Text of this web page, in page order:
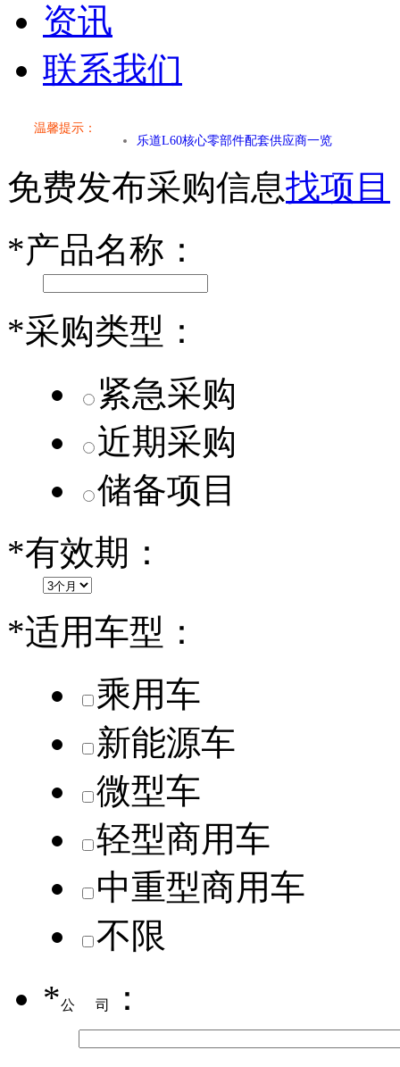
资讯
联系我们
温馨提示：
小米SU7核心零部件配套供应商一览
小米SU7核心零部件配套供应商一览
乐道L60核心零部件配套供应商一览
免费发布采购信息找项目
*产品名称：
*采购类型：
紧急采购
近期采购
储备项目
*有效期：
*适用车型：
乘用车
新能源车
微型车
轻型商用车
中重型商用车
不限
*公司 ：